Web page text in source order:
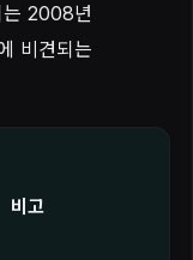
2008년
비견되는
비고